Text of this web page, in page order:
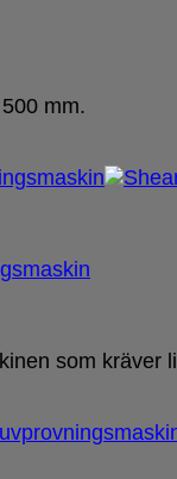
mm.
som kräver